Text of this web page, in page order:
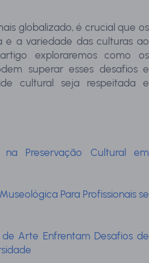
globalizado, é crucial que os
e a variedade das culturas ao
exploraremos como os
superar esses desafios e
cultural seja respeitada e
na Preservação Cultural em
Para Profissionais se
de Arte Enfrentam Desafios de